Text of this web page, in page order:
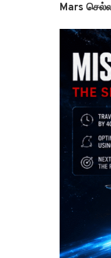
Mars செல்ல